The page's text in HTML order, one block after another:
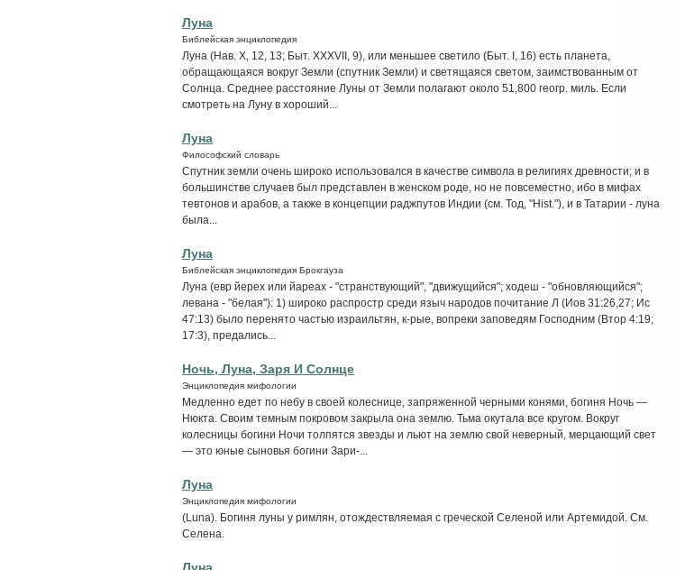
Луна
Библейская энциклопедия
Луна (Нав. X, 12, 13; Быт. XXXVII, 9), или меньшее светило (Быт. I, 16) есть планета,
обращающаяся вокруг Земли (спутник Земли) и светящаяся светом, заимствованным от
Солнца. Среднее расстояние Луны от Земли полагают около 51,800 геогр. миль. Если
смотреть на Луну в хороший...
Луна
Философский словарь
Спутник земли очень широко использовался в качестве символа в религиях древности; и в
большинстве случаев был представлен в женском роде, но не повсеместно, ибо в мифах
тевтонов и арабов, а также в концепции раджпутов Индии (см. Тод, "Hist."), и в Татарии - луна
была...
Луна
Библейская энциклопедия Брокгауза
Луна (евр йерех или йареах - "странствующий", "движущийся"; ходеш - "обновляющийся";
левана - "белая"): 1) широко распростр среди языч народов почитание Л (Иов 31:26,27; Ис
47:13) было перенято частью израильтян, к-рые, вопреки заповедям Господним (Втор 4:19;
17:3), предались...
Ночь, Луна, Заря И Солнце
Энциклопедия мифологии
Медленно едет по небу в своей колеснице, запряженной черными конями, богиня Ночь —
Нюкта. Своим темным покровом закрыла она землю. Тьма окутала все кругом. Вокруг
колесницы богини Ночи толпятся звезды и льют на землю свой неверный, мерцающий свет
— это юные сыновья богини Зари-...
Луна
Энциклопедия мифологии
(Luna). Богиня луны у римлян, отождествляемая с греческой Селеной или Артемидой. См.
Селена.